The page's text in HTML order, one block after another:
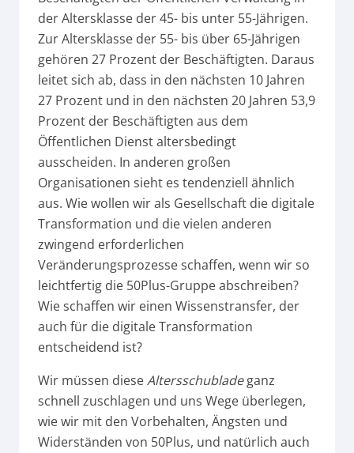
der Altersklasse der 45- bis unter 55-Jährigen.
Zur Altersklasse der 55- bis über 65-Jährigen
gehören 27 Prozent der Beschäftigten. Daraus
leitet sich ab, dass in den nächsten 10 Jahren
27 Prozent und in den nächsten 20 Jahren 53,9
Prozent der Beschäftigten aus dem
Öffentlichen Dienst altersbedingt
ausscheiden. In anderen großen
Organisationen sieht es tendenziell ähnlich
aus. Wie wollen wir als Gesellschaft die digitale
Transformation und die vielen anderen
zwingend erforderlichen
Veränderungsprozesse schaffen, wenn wir so
leichtfertig die 50Plus-Gruppe abschreiben?
Wie schaffen wir einen Wissenstransfer, der
auch für die digitale Transformation
entscheidend ist?
Wir müssen dieseAltersschubladeganz
schnell zuschlagen und uns Wege überlegen,
wie wir mit den Vorbehalten, Ängsten und
Widerständen von 50Plus, und natürlich auch